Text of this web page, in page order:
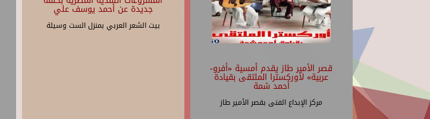
جديدة عن أحمد يوسف علي
بيت الشعر العربي بمنزل الست وسيلة
قصر الأمير طاز يقدم أمسية «أفرو-
عربية» لأوركسترا الملتقى بقيادة
أحمد شمة
مركز الإبداع الفنى بقصر الأمير طاز